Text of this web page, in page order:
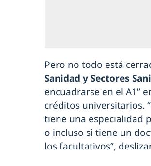
Pero no todo está
Sanidad y Sectores
encuadrarse en el A1”
créditos universitarios.
tiene una especialidad
o incluso si tiene un
los facultativos”,